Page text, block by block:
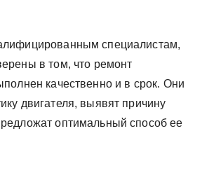
специалистам,
в том, что ремонт
качественно и в срок. Они
двигателя, выявят причину
оптимальный способ ее